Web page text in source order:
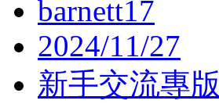
barnett17
2024/11/27
新手交流專版